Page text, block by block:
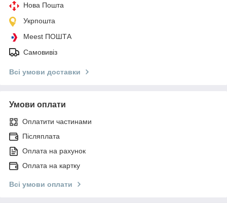
Нова Пошта
Укрпошта
Meest ПОШТА
Самовивіз
Всі умови доставки
Умови оплати
Оплатити частинами
Післяплата
Оплата на рахунок
Оплата на картку
Всі умови оплати